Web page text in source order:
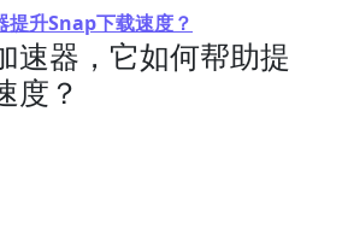
升Snap下载速度？
速器，它如何帮助提
度？